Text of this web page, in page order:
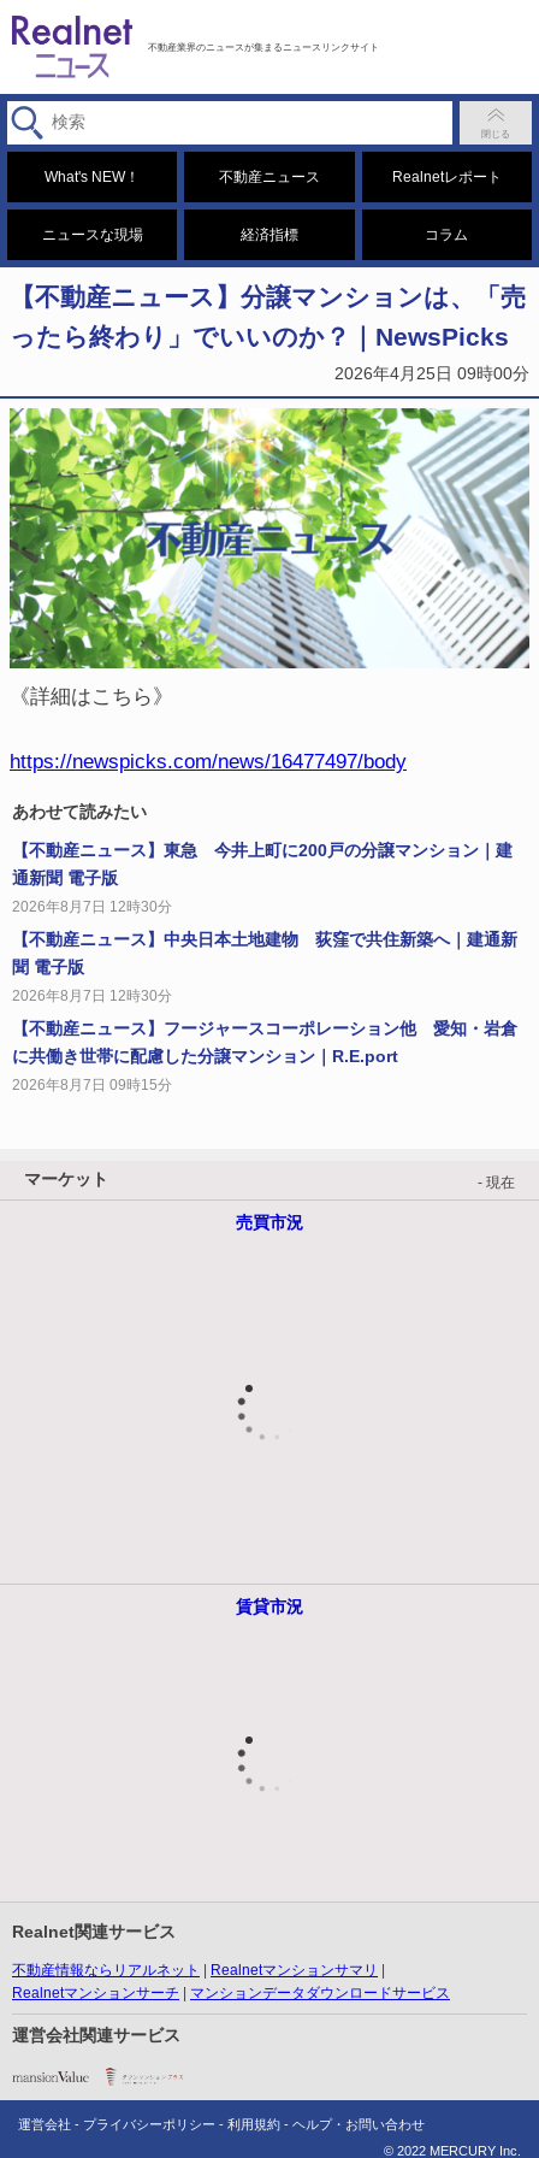
不動産業界のニュースが集まるニュースリンクサイト
What's NEW！ 不動産ニュース Realnetレポート
ニュースな現場 経済指標 コラム
【不動産ニュース】分譲マンションは、「売
ったら終わり」でいいのか？｜NewsPicks
2026年4月25日 09時00分
《詳細はこちら》
https://newspicks.com/news/16477497/body
あわせて読みたい
【不動産ニュース】東急 今井上町に200戸の分譲マンション｜建
通新聞 電子版
2026年8月7日 12時30分
【不動産ニュース】中央日本土地建物 荻窪で共住新築へ｜建通新
聞 電子版
2026年8月7日 12時30分
【不動産ニュース】フージャースコーポレーション他 愛知・岩倉
に共働き世帯に配慮した分譲マンション｜R.E.port
2026年8月7日 09時15分
マーケット - 現在
売買市況
賃貸市況
Realnet関連サービス
不動産情報ならリアルネット
Realnetマンションサマリ
Realnetマンションサーチ
マンションデータダウンロードサービス
運営会社関連サービス
運営会社 プライバシーポリシー 利用規約
ヘルプ・お問い合わせ
© 2022 MERCURY Inc.